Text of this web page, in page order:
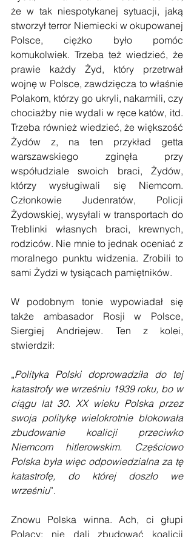
że w tak niespotykanej sytuacji, jaką
stworzył terror Niemiecki w okupowanej
Polsce, ciężko było pomóc
komukolwiek. Trzeba też wiedzieć, że
prawie każdy Żyd, który przetrwał
wojnę w Polsce, zawdzięcza to właśnie
Polakom, którzy go ukryli, nakarmili, czy
chociażby nie wydali w ręce katów, itd.
Trzeba również wiedzieć, że większość
Żydów z, na ten przykład getta
warszawskiego zginęła przy
współudziale swoich braci, Żydów,
którzy wysługiwali się Niemcom.
Członkowie Judenratów, Policji
Żydowskiej, wysyłali w transportach do
Treblinki własnych braci, krewnych,
rodziców. Nie mnie to jednak oceniać z
moralnego punktu widzenia. Zrobili to
sami Żydzi w tysiącach pamiętników.
W podobnym tonie wypowiadał się
także ambasador Rosji w Polsce,
Siergiej Andriejew. Ten z kolei,
stwierdził:
„Polityka Polski doprowadziła do tej
katastrofy we wrześniu 1939 roku, bo w
ciągu lat 30. XX wieku Polska przez
swoja politykę wielokrotnie blokowała
zbudowanie koalicji przeciwko
Niemcom hitlerowskim. Częściowo
Polska była więc odpowiedzialna za tę
katastrofę, do której doszło we
wrześniu”.
Znowu Polska winna. Ach, ci głupi
Polacy; nie dali zbudować koalicji